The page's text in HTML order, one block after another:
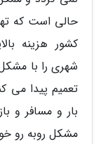
حالی است که
کشور هزینه
شهری را با
تعمیم پیدا می
بار و مسافر و
مشکل روبه رو